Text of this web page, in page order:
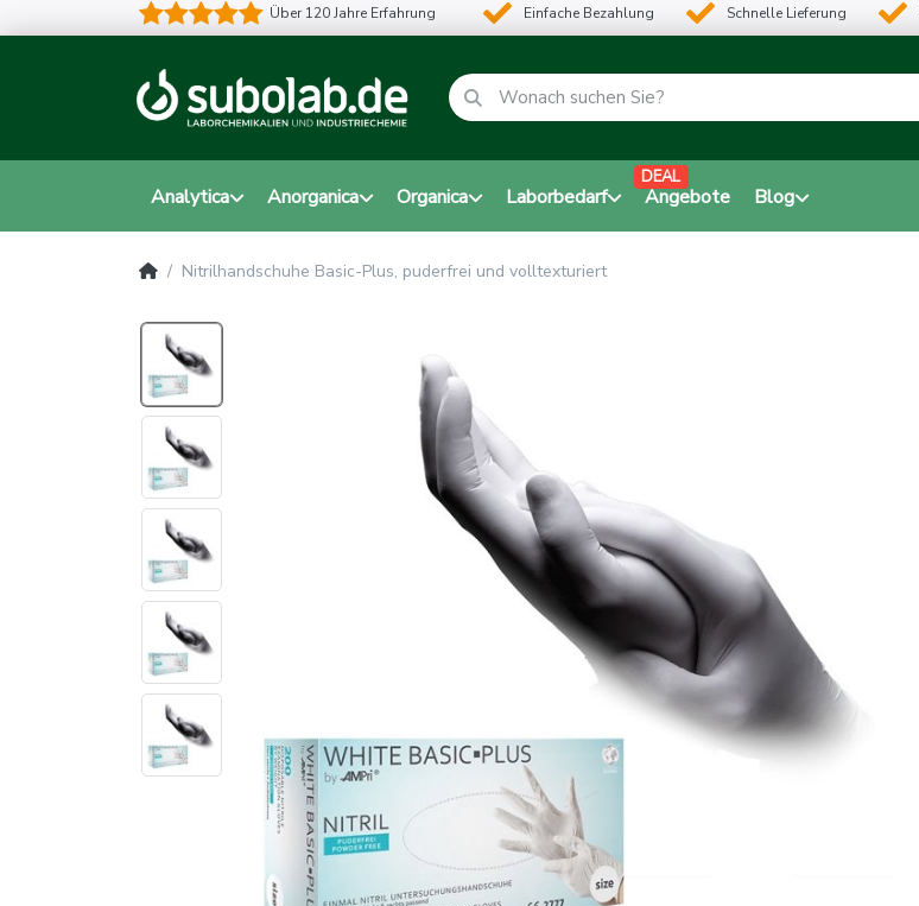
Über 120 Jahre Erfahrung Einfache Bezahlung Schnelle Lieferung
Analytica Anorganica Organica Laborbedarf Angebote
DEAL
Blog
Nitrilhandschuhe Basic-Plus, puderfrei und volltexturiert